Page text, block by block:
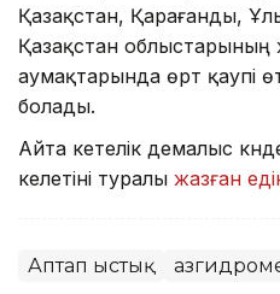
Қазақстан, Қарағанды,
Қазақстан облыстарының
аумақтарында өрт қаупі
болады.
Айта кетелік демалыс
келетіні туралы жазған
Аптап ыстық